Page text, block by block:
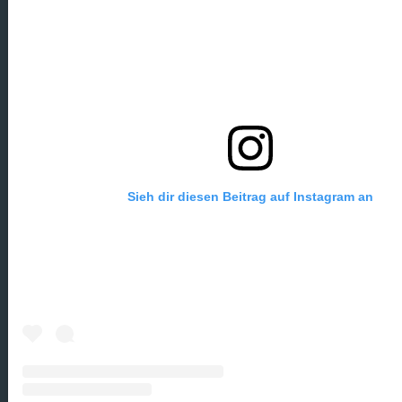
Sieh dir diesen Beitrag auf Instagram an